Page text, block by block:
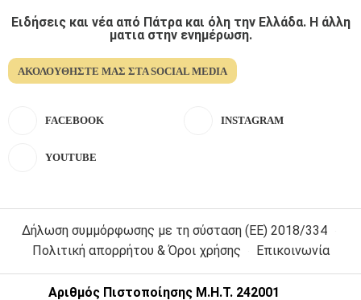
Ειδήσεις και νέα από Πάτρα και όλη την Ελλάδα. Η άλλη
ματια στην ενημέρωση.
ΑΚΟΛΟΥΘΉΣΤΕ ΜΑΣ ΣΤΑ SOCIAL MEDIA
FACEBOOK INSTAGRAM
YOUTUBE
Δήλωση συμμόρφωσης με τη σύσταση (ΕΕ) 2018/334
Πολιτική απορρήτου & Όροι χρήσης
Επικοινωνία
Αριθμός Πιστοποίησης Μ.Η.Τ. 242001